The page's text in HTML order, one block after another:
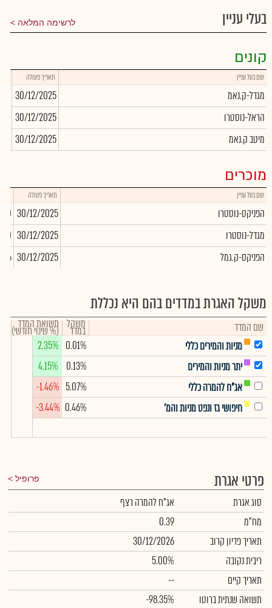
בעלי עניין לרשימה המלאה
קונים
שם בעל עניין תאריך פעולה
מגדל-ק.נאמ 30/12/2025
הראל-נוסטרו
30/12/2025
מיטב ק.נאמ
30/12/2025
מוכרים
שם בעל עניין תאריך פעולה
הפניקס-נוסטרו 30/12/2025
מגדל-נוסטרו
30/12/2025
הפניקס-ק.גמל
30/12/2025
משקל האגרת במדדים בהם היא נכללת
שם המדד משקל
במדד תשואת המדד
(% שינוי חודשי)
מניות והמירים כללי
0.01%
2.35%
יתר מניות והמירים
0.13%
4.15%
אג"ח להמרה כללי
5.07%
-1.46%
חיפושי גז ונפט מניות והמ'
0.46%
-3.44%
פרטי אגרת פרופיל
סוג אגרת
אג"ח להמרה רצף
מח"מ
0.39
תאריך פדיון קרוב
30/12/2026
ריבית נקובה
5.00%
תאריך קיים
--
תשואה שנתית ברוטו
-98.35%